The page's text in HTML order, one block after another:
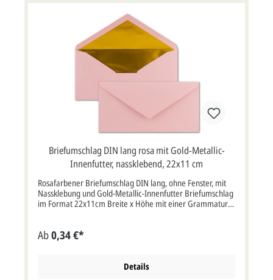
Briefumschlag DIN lang rosa mit Gold-Metallic-
Innenfutter, nassklebend, 22x11 cm
Rosafarbener Briefumschlag DIN lang, ohne Fenster, mit
Nassklebung und Gold-Metallic-Innenfutter Briefumschlag
im Format 22x11cm Breite x Höhe mit einer Grammatur
Farbe: rosaEigenschaften: Nassklebung, Sattelklappe, ohne
FensterVerwendung: Passend für Einladungskarten oder
Weihnachtskarten, Jubiläumskarten, Gutscheine und vieles
Ab0,34 €*
Details